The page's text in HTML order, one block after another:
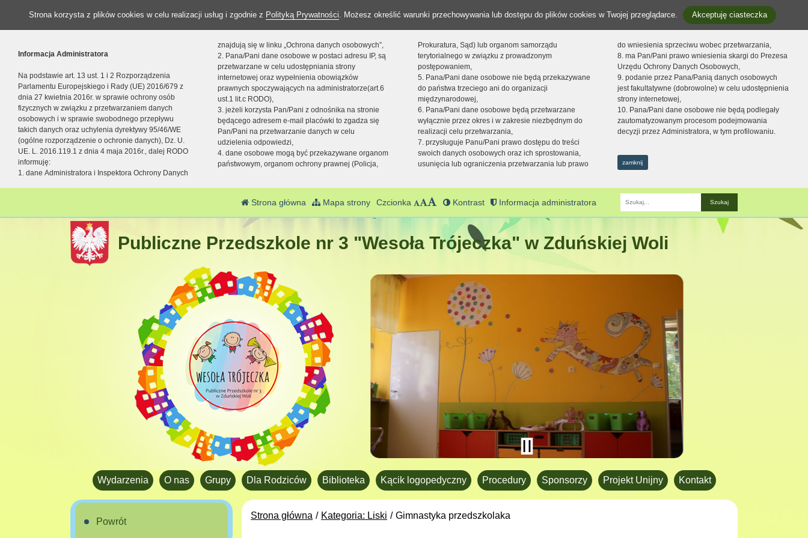
Strona korzysta z plików cookies w celu realizacji usług i zgodnie z Polityką Prywatności. Możesz określić warunki przechowywania lub dostępu do plików cookies w Twojej przeglądarce. Akceptuję ciasteczka
Informacja Administratora
Na podstawie art. 13 ust. 1 i 2 Rozporządzenia
Parlamentu Europejskiego i Rady (UE) 2016/679 z
dnia 27 kwietnia 2016r. w sprawie ochrony osób
fizycznych w związku z przetwarzaniem danych
osobowych i w sprawie swobodnego przepływu
takich danych oraz uchylenia dyrektywy 95/46/WE
(ogólne rozporządzenie o ochronie danych), Dz. U.
UE. L. 2016.119.1 z dnia 4 maja 2016r., dalej RODO
informuję:
1. dane Administratora i Inspektora Ochrony Danych
znajdują się w linku „Ochrona danych osobowych”,
2. Pana/Pani dane osobowe w postaci adresu IP, są
przetwarzane w celu udostępniania strony
internetowej oraz wypełnienia obowiązków
prawnych spoczywających na administratorze(art.6
ust.1 lit.c RODO),
3. jeżeli korzysta Pan/Pani z odnośnika na stronie
będącego adresem e-mail placówki to zgadza się
Pan/Pani na przetwarzanie danych w celu
udzielenia odpowiedzi,
4. dane osobowe mogą być przekazywane organom
państwowym, organom ochrony prawnej (Policja,
Prokuratura, Sąd) lub organom samorządu
terytorialnego w związku z prowadzonym
postępowaniem,
5. Pana/Pani dane osobowe nie będą przekazywane
do państwa trzeciego ani do organizacji
międzynarodowej,
6. Pana/Pani dane osobowe będą przetwarzane
wyłącznie przez okres i w zakresie niezbędnym do
realizacji celu przetwarzania,
7. przysługuje Panu/Pani prawo dostępu do treści
swoich danych osobowych oraz ich sprostowania,
usunięcia lub ograniczenia przetwarzania lub prawo
do wniesienia sprzeciwu wobec przetwarzania,
8. ma Pan/Pani prawo wniesienia skargi do Prezesa
Urzędu Ochrony Danych Osobowych,
9. podanie przez Pana/Panią danych osobowych
jest fakultatywne (dobrowolne) w celu udostępnienia
strony internetowej,
10. Pana/Pani dane osobowe nie będą podlegały
zautomatyzowanym procesom podejmowania
decyzji przez Administratora, w tym profilowaniu.
zamknij
Strona główna Mapa strony Czcionka Kontrast Informacja administratora
Fraza
Publiczne Przedszkole nr 3 "Wesoła Trójeczka" w Zduńskiej Woli
Wydarzenia O nas Grupy Dla Rodziców Biblioteka Kącik logopedyczny Procedury Sponsorzy Projekt Unijny Kontakt
Strona główna Kategoria: Liski Gimnastyka przedszkolaka
Powrót